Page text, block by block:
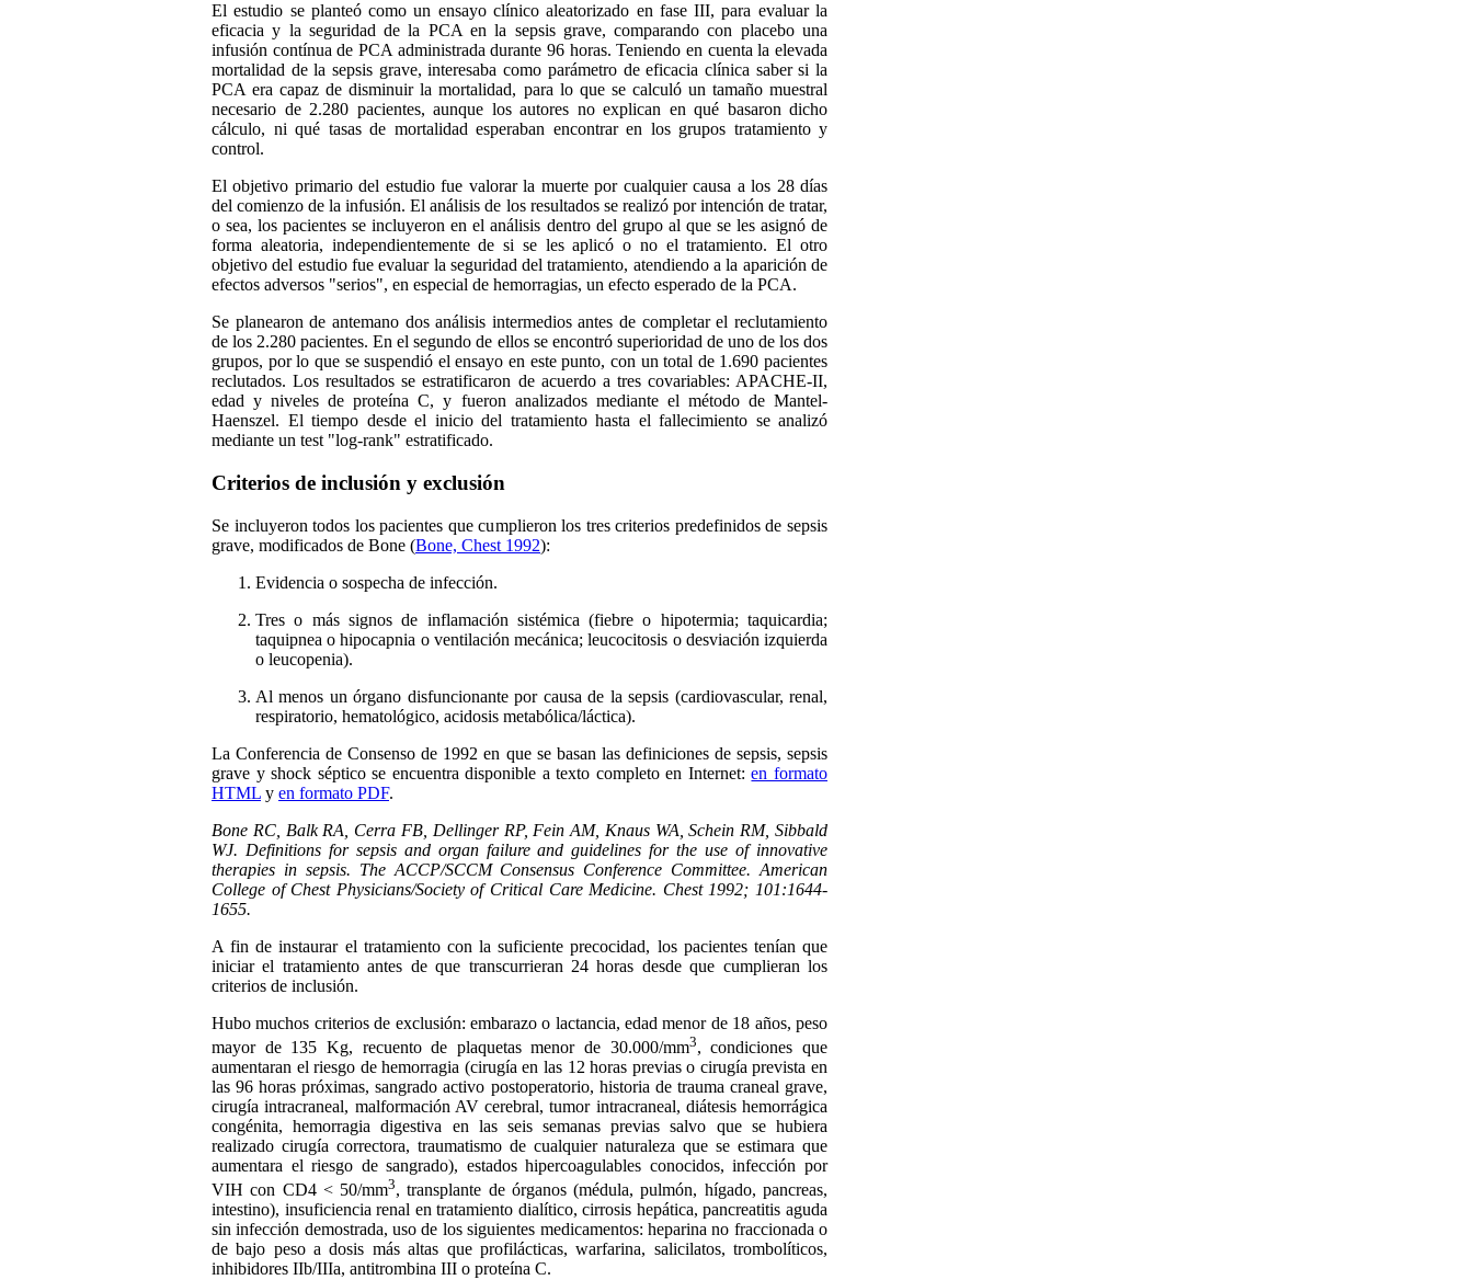
El estudio se planteó como un ensayo clínico aleatorizado en fase III, para evaluar la
eficacia y la seguridad de la PCA en la sepsis grave, comparando con placebo una
infusión contínua de PCA administrada durante 96 horas. Teniendo en cuenta la elevada
mortalidad de la sepsis grave, interesaba como parámetro de eficacia clínica saber si la
PCA era capaz de disminuir la mortalidad, para lo que se calculó un tamaño muestral
necesario de 2.280 pacientes, aunque los autores no explican en qué basaron dicho
cálculo, ni qué tasas de mortalidad esperaban encontrar en los grupos tratamiento y
control.
El objetivo primario del estudio fue valorar la muerte por cualquier causa a los 28 días
del comienzo de la infusión. El análisis de los resultados se realizó por intención de tratar,
o sea, los pacientes se incluyeron en el análisis dentro del grupo al que se les asignó de
forma aleatoria, independientemente de si se les aplicó o no el tratamiento. El otro
objetivo del estudio fue evaluar la seguridad del tratamiento, atendiendo a la aparición de
efectos adversos "serios", en especial de hemorragias, un efecto esperado de la PCA.
Se planearon de antemano dos análisis intermedios antes de completar el reclutamiento
de los 2.280 pacientes. En el segundo de ellos se encontró superioridad de uno de los dos
grupos, por lo que se suspendió el ensayo en este punto, con un total de 1.690 pacientes
reclutados. Los resultados se estratificaron de acuerdo a tres covariables: APACHE-II,
edad y niveles de proteína C, y fueron analizados mediante el método de Mantel-
Haenszel. El tiempo desde el inicio del tratamiento hasta el fallecimiento se analizó
mediante un test "log-rank" estratificado.
Criterios de inclusión y exclusión
Se incluyeron todos los pacientes que cumplieron los tres criterios predefinidos de sepsis
grave, modificados de Bone (Bone, Chest 1992):
Evidencia o sospecha de infección.
Tres o más signos de inflamación sistémica (fiebre o hipotermia; taquicardia;
taquipnea o hipocapnia o ventilación mecánica; leucocitosis o desviación izquierda
o leucopenia).
Al menos un órgano disfuncionante por causa de la sepsis (cardiovascular, renal,
respiratorio, hematológico, acidosis metabólica/láctica).
La Conferencia de Consenso de 1992 en que se basan las definiciones de sepsis, sepsis
grave y shock séptico se encuentra disponible a texto completo en Internet:en formato
HTML y en formato PDF.
Bone RC, Balk RA, Cerra FB, Dellinger RP, Fein AM, Knaus WA, Schein RM, Sibbald
WJ. Definitions for sepsis and organ failure and guidelines for the use of innovative
therapies in sepsis. The ACCP/SCCM Consensus Conference Committee. American
College of Chest Physicians/Society of Critical Care Medicine. Chest 1992; 101:1644-
1655.
A fin de instaurar el tratamiento con la suficiente precocidad, los pacientes tenían que
iniciar el tratamiento antes de que transcurrieran 24 horas desde que cumplieran los
criterios de inclusión.
Hubo muchos criterios de exclusión: embarazo o lactancia, edad menor de 18 años, peso
mayor de 135 Kg, recuento de plaquetas menor de 30.000/mm3, condiciones que
aumentaran el riesgo de hemorragia (cirugía en las 12 horas previas o cirugía prevista en
las 96 horas próximas, sangrado activo postoperatorio, historia de trauma craneal grave,
cirugía intracraneal, malformación AV cerebral, tumor intracraneal, diátesis hemorrágica
congénita, hemorragia digestiva en las seis semanas previas salvo que se hubiera
realizado cirugía correctora, traumatismo de cualquier naturaleza que se estimara que
aumentara el riesgo de sangrado), estados hipercoagulables conocidos, infección por
VIH con CD4 < 50/mm3, transplante de órganos (médula, pulmón, hígado, pancreas,
intestino), insuficiencia renal en tratamiento dialítico, cirrosis hepática, pancreatitis aguda
sin infección demostrada, uso de los siguientes medicamentos: heparina no fraccionada o
de bajo peso a dosis más altas que profilácticas, warfarina, salicilatos, trombolíticos,
inhibidores IIb/IIIa, antitrombina III o proteína C.